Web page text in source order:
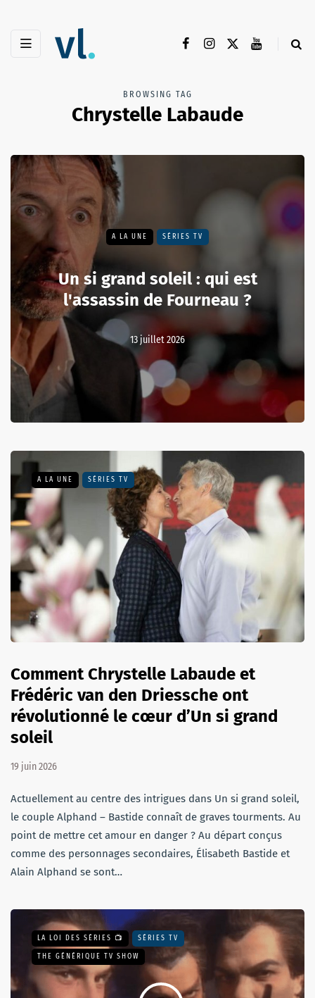
BROWSING TAG
Chrystelle Labaude
A LA UNE SÉRIES TV
Un si grand soleil : qui est
l'assassin de Fourneau ?
13 juillet 2026
A LA UNE SÉRIES TV
Comment Chrystelle Labaude et
Frédéric van den Driessche ont
révolutionné le cœur d’Un si grand
soleil
19 juin 2026
Actuellement au centre des intrigues dans Un si grand soleil,
le couple Alphand – Bastide connaît de graves tourments. Au
point de mettre cet amour en danger ? Au départ conçus
comme des personnages secondaires, Élisabeth Bastide et
Alain Alphand se sont…
LA LOI DES SÉRIES 📺 SÉRIES TV
THE GÉNÉRIQUE TV SHOW